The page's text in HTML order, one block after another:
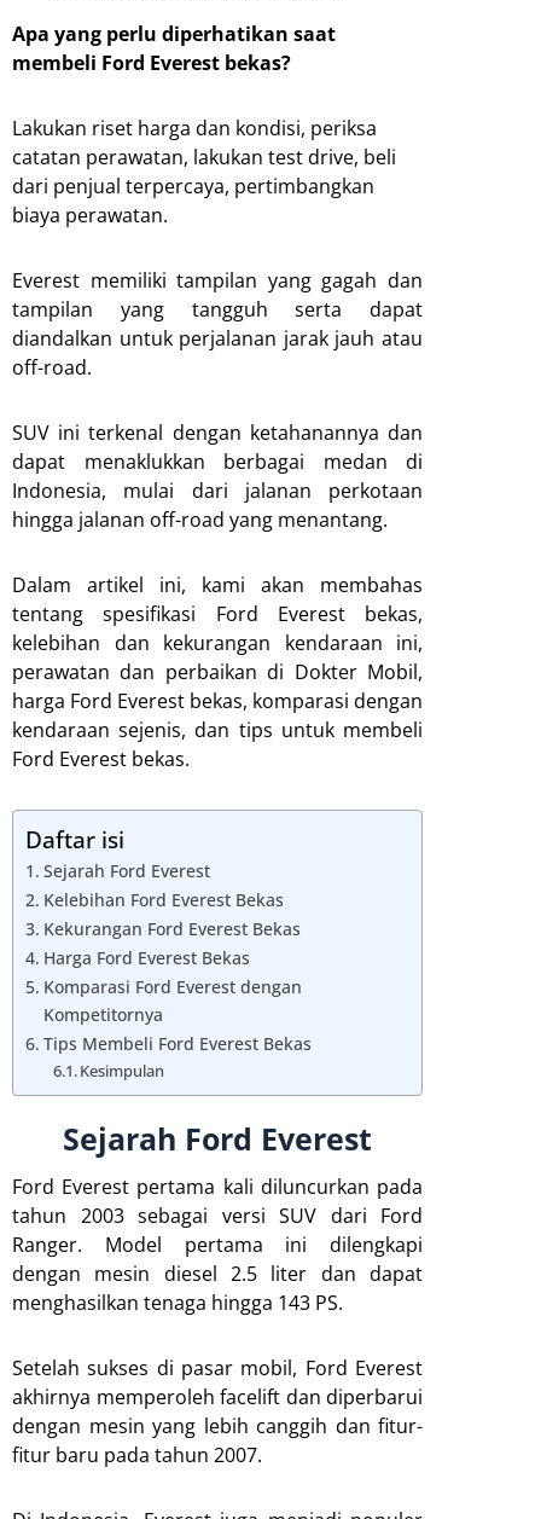
Apa yang perlu diperhatikan saat
membeli Ford Everest bekas?
Lakukan riset harga dan kondisi, periksa
catatan perawatan, lakukan test drive, beli
dari penjual terpercaya, pertimbangkan
biaya perawatan.
Everest memiliki tampilan yang gagah dan
tampilan yang tangguh serta dapat
diandalkan untuk perjalanan jarak jauh atau
off-road.
SUV ini terkenal dengan ketahanannya dan
dapat menaklukkan berbagai medan di
Indonesia, mulai dari jalanan perkotaan
hingga jalanan off-road yang menantang.
Dalam artikel ini, kami akan membahas
tentang spesifikasi Ford Everest bekas,
kelebihan dan kekurangan kendaraan ini,
perawatan dan perbaikan di Dokter Mobil,
harga Ford Everest bekas, komparasi dengan
kendaraan sejenis, dan tips untuk membeli
Ford Everest bekas.
Daftar isi
Sejarah Ford Everest
Kelebihan Ford Everest Bekas
Kekurangan Ford Everest Bekas
Harga Ford Everest Bekas
Komparasi Ford Everest dengan
Kompetitornya
Tips Membeli Ford Everest Bekas
Kesimpulan
Sejarah Ford Everest
Ford Everest pertama kali diluncurkan pada
tahun 2003 sebagai versi SUV dari Ford
Ranger. Model pertama ini dilengkapi
dengan mesin diesel 2.5 liter dan dapat
menghasilkan tenaga hingga 143 PS.
Setelah sukses di pasar mobil, Ford Everest
akhirnya memperoleh facelift dan diperbarui
dengan mesin yang lebih canggih dan fitur-
fitur baru pada tahun 2007.